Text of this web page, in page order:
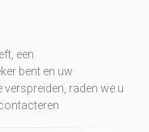
een
bent en uw
raden we u